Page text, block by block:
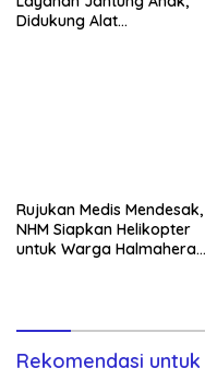
Didukung Alat
Rujukan Medis Mendesak,
NHM Siapkan Helikopter
untuk Warga Halmahera
Rekomendasi